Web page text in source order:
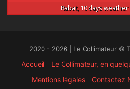
Rabat, 10 days
2020 - 2026 | Le Collimateur ©
Accueil Le Collimateur, en
Mentions légales
Contactez